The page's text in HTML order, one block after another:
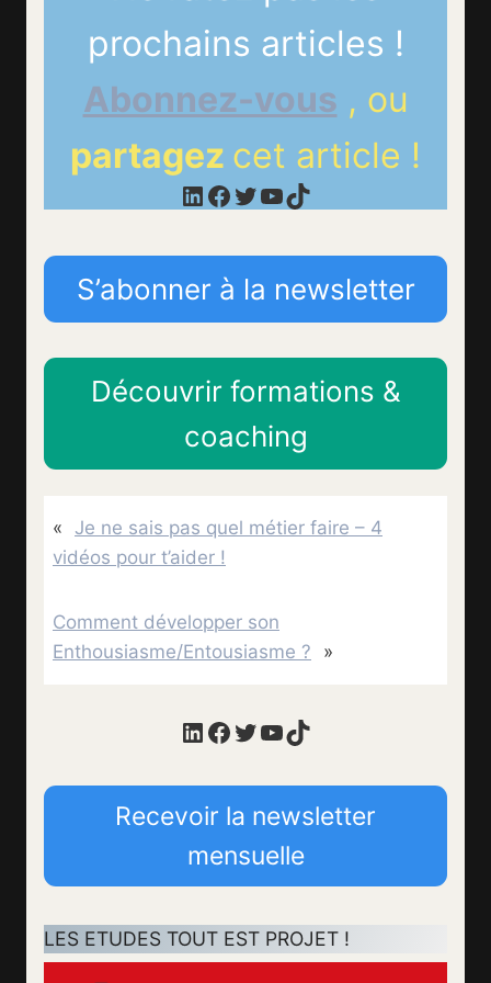
prochains articles !
Abonnez-vous , ou
partagez cet article !
LinkedIn Facebook Twitter YouTube TikTok
S’abonner à la newsletter
Découvrir formations &
coaching
«
Je ne sais pas quel métier faire – 4
vidéos pour t’aider !
Comment développer son
Enthousiasme/Entousiasme ?
»
LinkedIn Facebook Twitter YouTube TikTok
Recevoir la newsletter
mensuelle
LES ETUDES TOUT EST PROJET !